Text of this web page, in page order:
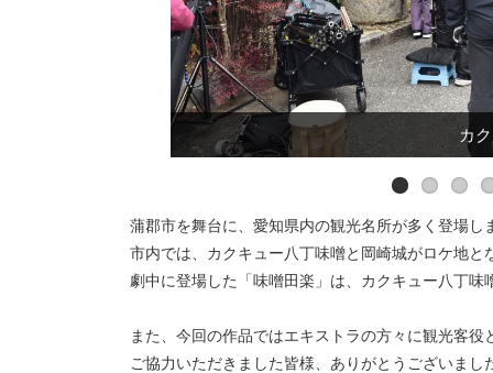
カ
カ
カ
カ
カ
カ
岡
岡
岡
岡
蒲郡市を舞台に、愛知県内の観光名所が多く登場し
市内では、カクキュー八丁味噌と岡崎城がロケ地と
劇中に登場した「味噌田楽」は、カクキュー八丁
また、今回の作品ではエキストラの方々に観光客
ご協力いただきました皆様、ありがとうございまし